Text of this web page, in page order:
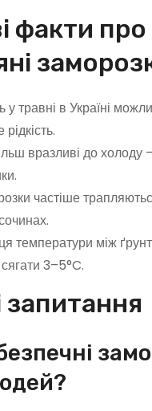
факти про
у травні в Україні
рідкість.
вразливі до холоду
частіше
температури між
3–5°C.
запитання